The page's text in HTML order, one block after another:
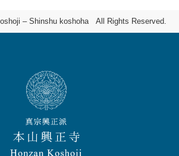
– Shinshu koshoha All Rights Reserved.